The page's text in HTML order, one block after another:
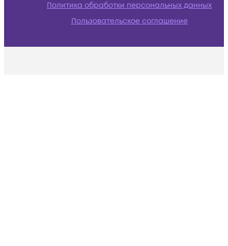
Политика обработки персональных данных
Пользовательское соглашение